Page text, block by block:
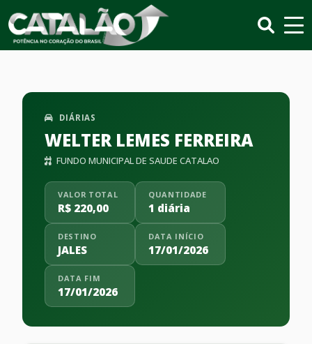
DIÁRIAS
WELTER LEMES FERREIRA
FUNDO MUNICIPAL DE SAUDE CATALAO
VALOR TOTAL
R$ 220,00
QUANTIDADE
1 diária
DESTINO
JALES
DATA INÍCIO
17/01/2026
DATA FIM
17/01/2026